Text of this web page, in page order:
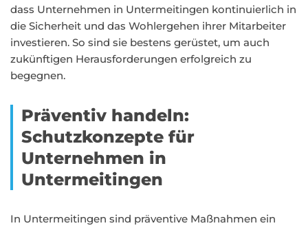
dass Unternehmen in Untermeitingen kontinuierlich in
die Sicherheit und das Wohlergehen ihrer Mitarbeiter
investieren. So sind sie bestens gerüstet, um auch
zukünftigen Herausforderungen erfolgreich zu
begegnen.
Präventiv handeln:
Schutzkonzepte für
Unternehmen in
Untermeitingen
In Untermeitingen sind präventive Maßnahmen ein